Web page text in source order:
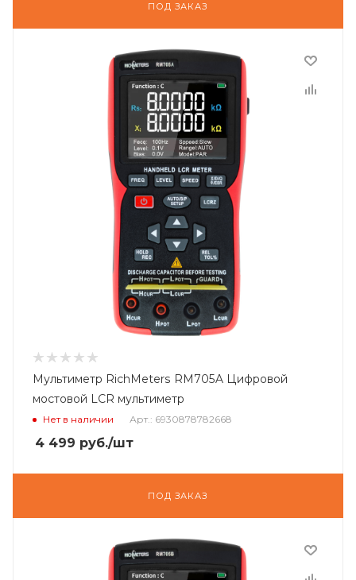
ПОД ЗАКАЗ
Мультиметр RichMeters RM705A Цифровой
мостовой LCR мультиметр
Нет в наличии Арт.: 6930878782668
4 499 руб./шт
ПОД ЗАКАЗ